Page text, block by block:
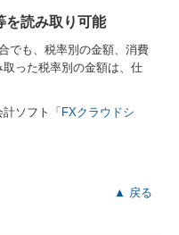
を読み取り可能
でも、税率別の金額、消費
った税率別の金額は、仕
ソフト「 FXクラウドシ
▲ 戻る